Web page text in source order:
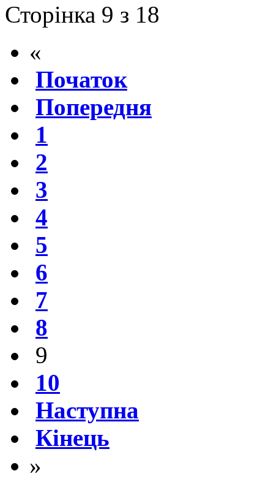
Сторінка 9 з 18
«
Початок
Попередня
1
2
3
4
5
6
7
8
9
10
Наступна
Кінець
»